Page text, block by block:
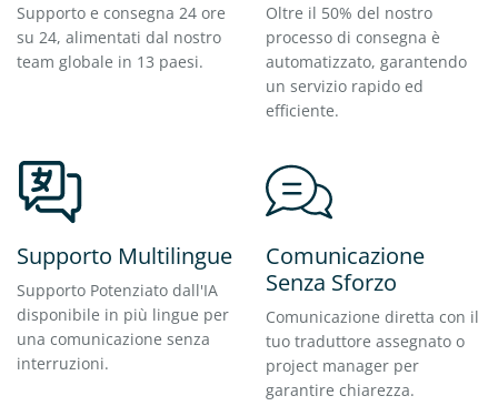
Supporto e consegna 24 ore
su 24, alimentati dal nostro
team globale in 13 paesi.
Oltre il 50% del nostro
processo di consegna è
automatizzato, garantendo
un servizio rapido ed
efficiente.
Supporto Multilingue
Supporto Potenziato dall'IA
disponibile in più lingue per
una comunicazione senza
interruzioni.
Comunicazione
Senza Sforzo
Comunicazione diretta con il
tuo traduttore assegnato o
project manager per
garantire chiarezza.